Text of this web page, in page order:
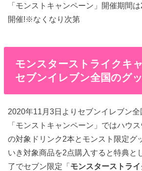
「モンストキャンペーン」開催期間
開催!※なくなり次第
モンスターストライクキ
セブンイレブン全国のグ
2020年11月3日よりセブンイレブン
「モンストキャンペーン」ではハウ
の対象ドリンク2本とモンスト限定グ
いき対象商品を2点購入すると特典と
了でセブン限定「モンスターストラ